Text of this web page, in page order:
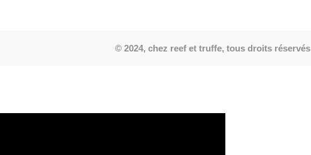
© 2024, chez reef et truffe, tous droits réservés